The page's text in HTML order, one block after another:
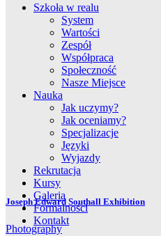
Szkoła w realu
System
Wartości
Zespół
Współpraca
Społeczność
Nasze Miejsce
Nauka
Jak uczymy?
Jak oceniamy?
Specjalizacje
Języki
Wyjazdy
Rekrutacja
Kursy
Galeria
Formalności
Kontakt
Joseph Edward Southall Exhibition
Photography